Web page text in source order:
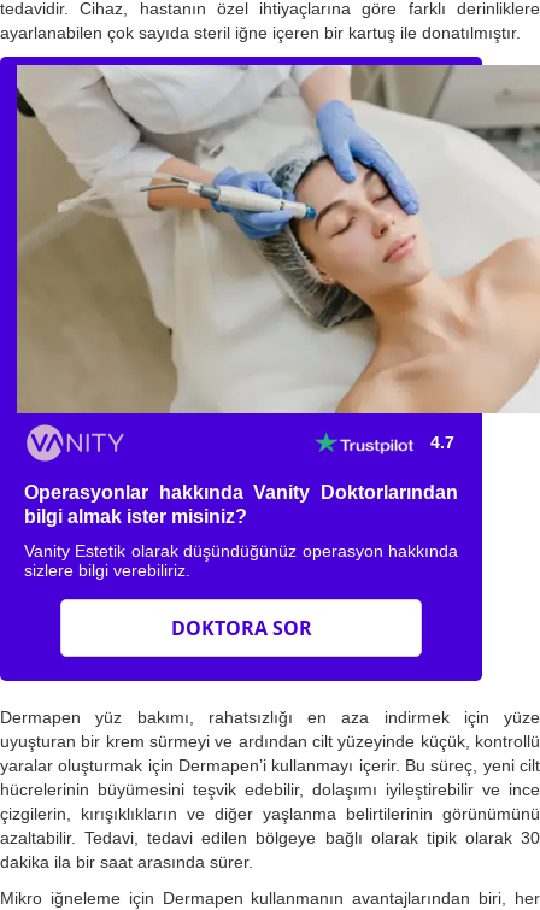
tedavidir. Cihaz, hastanın özel ihtiyaçlarına göre farklı derinliklere
ayarlanabilen çok sayıda steril iğne içeren bir kartuş ile donatılmıştır.
4.7
Operasyonlar hakkında Vanity Doktorlarından
bilgi almak ister misiniz?
Vanity Estetik olarak düşündüğünüz operasyon hakkında
sizlere bilgi verebiliriz.
DOKTORA SOR
Dermapen yüz bakımı, rahatsızlığı en aza indirmek için yüze
uyuşturan bir krem sürmeyi ve ardından cilt yüzeyinde küçük, kontrollü
yaralar oluşturmak için Dermapen’i kullanmayı içerir. Bu süreç, yeni cilt
hücrelerinin büyümesini teşvik edebilir, dolaşımı iyileştirebilir ve ince
çizgilerin, kırışıklıkların ve diğer yaşlanma belirtilerinin görünümünü
azaltabilir. Tedavi, tedavi edilen bölgeye bağlı olarak tipik olarak 30
dakika ila bir saat arasında sürer.
Mikro iğneleme için Dermapen kullanmanın avantajlarından biri, her